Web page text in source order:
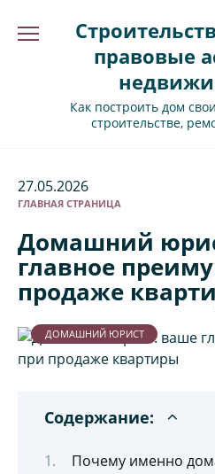
правовые
Как построить дом
строительстве,
27.05.2026
ГЛАВНАЯ СТРАНИЦА
Домашний
главное
продаже
ДОМАШНИЙ ЮРИСТ
Содержание:
Почему именно